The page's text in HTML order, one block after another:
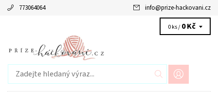
773064064 info@prize-hackovani.cz
0 ks / 0 Kč